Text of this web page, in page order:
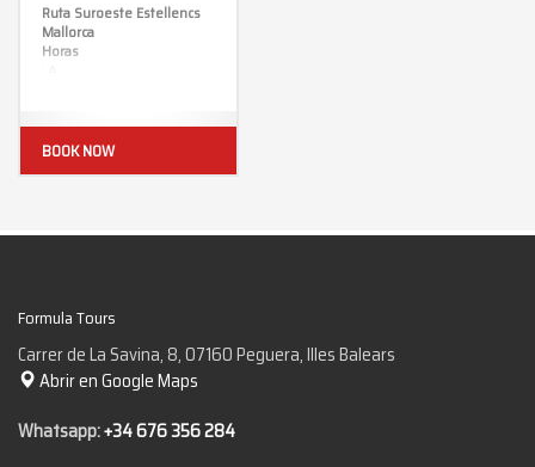
Ruta Suroeste Estellencs
Mallorca
Horas
: 4
Precio 1 persona / coche:
140€
BOOK NOW
Formula Tours
Carrer de La Savina, 8, 07160 Peguera, Illes Balears
Abrir en Google Maps
Whatsapp:+34 676 356 284